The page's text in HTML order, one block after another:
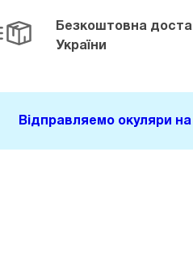
Безкоштовна
України
Відправляемо окуляри на